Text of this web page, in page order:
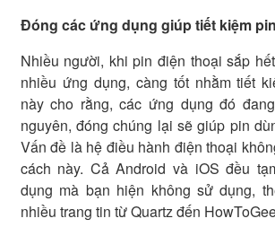
Đóng các ứng dụng giúp tiết kiệm pin
Nhiều người, khi pin điện thoại sắp
nhiều ứng dụng, càng tốt nhằm tiết
này cho rằng, các ứng dụng đó
nguyên, đóng chúng lại sẽ giúp pin
Vấn đề là hệ điều hành điện thoại
cách này. Cả Android và iOS đều
dụng mà bạn hiện không sử dụng,
nhiều trang tin từ Quartz đến